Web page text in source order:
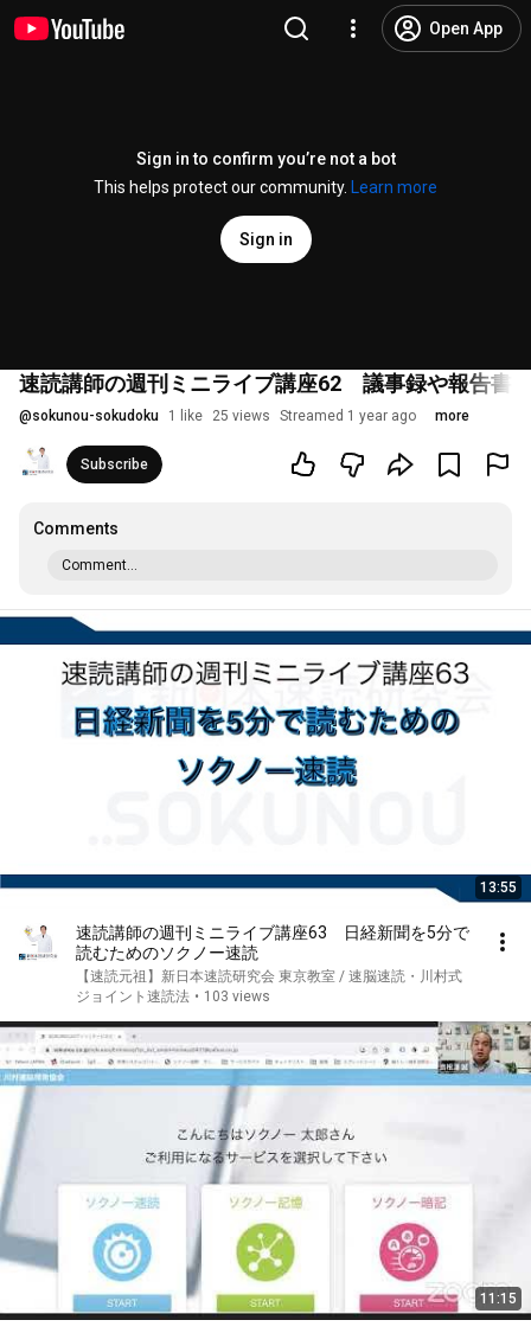
Open App
Sign in to confirm you’re not a bot
This helps protect our community.
Learn more
Sign in
速読講師の週刊ミニライブ講座62 議事録や報告書
@sokunou-sokudoku 1 like 25 views Streamed 1 year ago more
Subscribe
Comments
Comment...
13:55
速読講師の週刊ミニライブ講座63 日経新聞を5分で
読むためのソクノー速読
【速読元祖】新日本速読研究会 東京教室 / 速脳速読・川村式
ジョイント速読法 • 103 views
11:15